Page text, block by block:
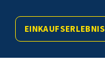
EINKAUFSERLEBNIS